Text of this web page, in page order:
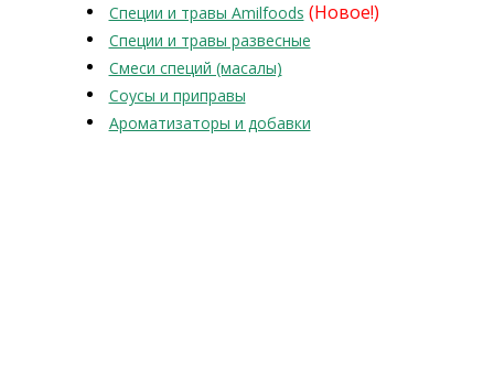
Специи и травы Amilfoods (Новое!)
Специи и травы развесные
Смеси специй (масалы)
Соусы и приправы
Ароматизаторы и добавки